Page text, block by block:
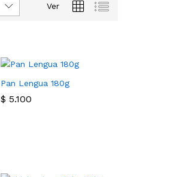
Ver
Pan Lengua 180g
$ 5.100
$ 5.100